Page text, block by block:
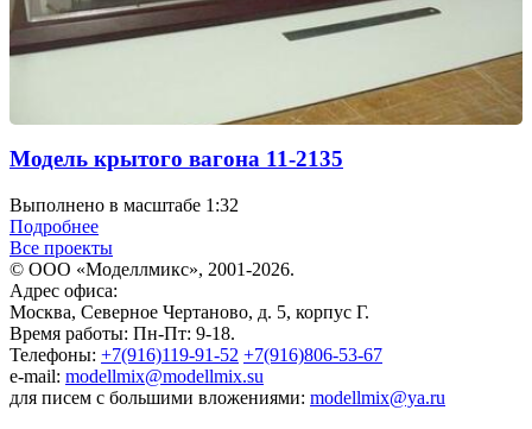
Модель крытого вагона 11-2135
Выполнено в масштабе 1:32
Подробнее
Все проекты
© ООО «Моделлмикс», 2001-2026.
Адрес офиса:
Москва, Северное Чертаново, д. 5, корпус Г.
Время работы: Пн-Пт: 9-18.
Телефоны: +7(916)119-91-52 +7(916)806-53-67
e-mail: modellmix@modellmix.su
для писем с большими вложениями: modellmix@ya.ru